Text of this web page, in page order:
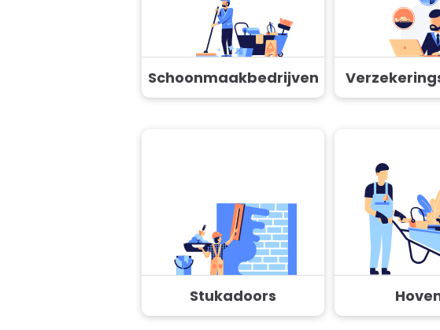
Schoonmaakbedrijven
Stukadoors